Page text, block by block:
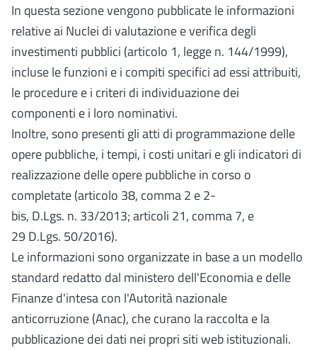
In questa sezione vengono pubblicate le informazioni
relative ai Nuclei di valutazione e verifica degli
investimenti pubblici (articolo 1, legge n. 144/1999),
incluse le funzioni e i compiti specifici ad essi attribuiti,
le procedure e i criteri di individuazione dei
componenti e i loro nominativi.
Inoltre, sono presenti gli atti di programmazione delle
opere pubbliche, i tempi, i costi unitari e gli indicatori di
realizzazione delle opere pubbliche in corso o
completate (articolo 38, comma 2 e 2-
bis, D.Lgs. n. 33/2013; articoli 21, comma 7, e
29 D.Lgs. 50/2016).
Le informazioni sono organizzate in base a un modello
standard redatto dal ministero dell'Economia e delle
Finanze d'intesa con l'Autorità nazionale
anticorruzione (Anac), che curano la raccolta e la
pubblicazione dei dati nei propri siti web istituzionali.